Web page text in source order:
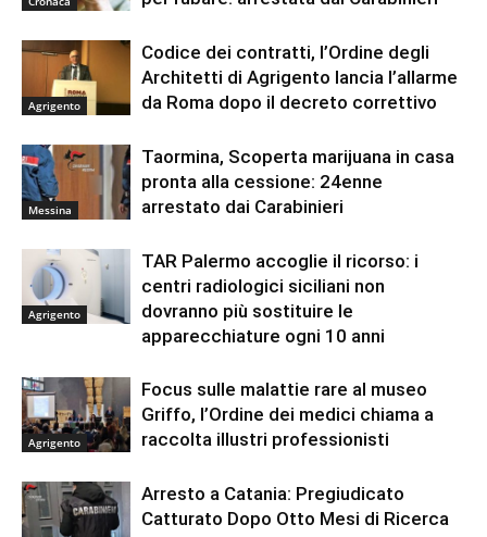
Agrigento
Codice dei contratti, l’Ordine degli
Architetti di Agrigento lancia l’allarme
da Roma dopo il decreto correttivo
Messina
Taormina, Scoperta marijuana in casa
pronta alla cessione: 24enne
arrestato dai Carabinieri
Agrigento
TAR Palermo accoglie il ricorso: i
centri radiologici siciliani non
dovranno più sostituire le
apparecchiature ogni 10 anni
Agrigento
Focus sulle malattie rare al museo
Griffo, l’Ordine dei medici chiama a
raccolta illustri professionisti
Arresto a Catania: Pregiudicato
Catturato Dopo Otto Mesi di Ricerca